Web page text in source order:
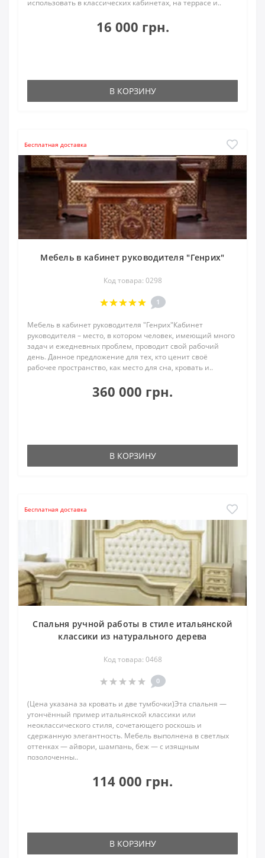
использовать в классических кабинетах, на террасе и..
16 000 грн.
В КОРЗИНУ
Бесплатная доставка
Мебель в кабинет руководителя "Генрих"
Код товара: 0298
1
Мебель в кабинет руководителя "Генрих"Кабинет
руководителя – место, в котором человек, имеющий много
задач и ежедневных проблем, проводит свой рабочий
день. Данное предложение для тех, кто ценит своё
рабочее пространство, как место для сна, кровать и..
360 000 грн.
В КОРЗИНУ
Бесплатная доставка
Спальня ручной работы в стиле итальянской
классики из натурального дерева
Код товара: 0468
0
(Цена указана за кровать и две тумбочки)Эта спальня —
утончённый пример итальянской классики или
неоклассического стиля, сочетающего роскошь и
сдержанную элегантность. Мебель выполнена в светлых
оттенках — айвори, шампань, беж — с изящным
позолоченны..
114 000 грн.
В КОРЗИНУ